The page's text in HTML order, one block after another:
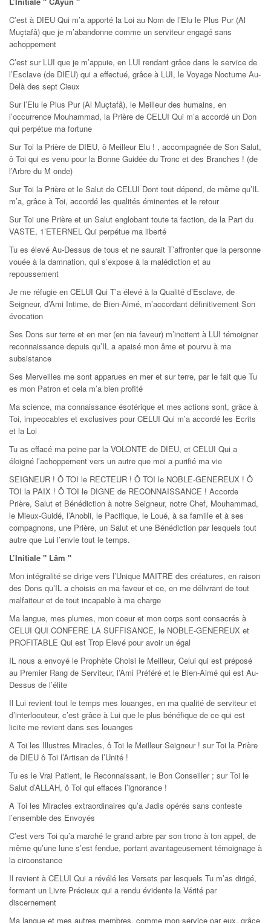
C’est à DIEU Qui m’a apporté la Loi au Nom de l’Elu le Plus Pur (Al
Muçtafâ) que je m’abandonne comme un serviteur engagé sans
achoppement
C’est sur LUI que je m’appuie, en LUI rendant grâce dans le service de
l’Esclave (de DIEU) qui a effectué, grâce à LUI, le Voyage Nocturne Au-
Delà des sept Cieux
Sur l’Elu le Plus Pur (Al Muçtafâ), le Meilleur des humains, en
l’occurrence Mouhammad, la Prière de CELUI Qui m’a accordé un Don
qui perpétue ma fortune
Sur Toi la Prière de DIEU, ô Meilleur Elu ! , accompagnée de Son Salut,
ô Toi qui es venu pour la Bonne Guidée du Tronc et des Branches ! (de
l’Arbre du M onde)
Sur Toi la Prière et le Salut de CELUI Dont tout dépend, de même qu’IL
m’a, grâce à Toi, accordé les qualités éminentes et le retour
Sur Toi une Prière et un Salut englobant toute ta faction, de la Part du
VASTE, 1’ETERNEL Qui perpétue ma liberté
Tu es élevé Au-Dessus de tous et ne saurait T’affronter que la personne
vouée à la damnation, qui s’expose à la malédiction et au
repoussement
Je me réfugie en CELUI Qui T’a élevé à la Qualité d’Esclave, de
Seigneur, d’Ami Intime, de Bien-Aimé, m’accordant définitivement Son
évocation
Ses Dons sur terre et en mer (en nia faveur) m’incitent à LUI témoigner
reconnaissance depuis qu’IL a apaisé mon âme et pourvu à ma
subsistance
Ses Merveilles me sont apparues en mer et sur terre, par le fait que Tu
es mon Patron et cela m’a bien profité
Ma science, ma connaissance ésotérique et mes actions sont, grâce à
Toi, impeccables et exclusives pour CELUI Qui m’a accordé les Ecrits
et la Loi
Tu as effacé ma peine par la VOLONTE de DIEU, et CELUI Qui a
éloigné l’achoppement vers un autre que moi a purifié ma vie
SEIGNEUR ! Ô TOI le RECTEUR ! Ô TOI le NOBLE-GENEREUX ! Ô
TOI la PAIX ! Ô TOI le DIGNE de RECONNAISSANCE ! Accorde
Prière, Salut et Bénédiction à notre Seigneur, notre Chef, Mouhammad,
le Mieux-Guidé, l’Anobli, le Pacifique, le Loué, à sa famille et à ses
compagnons, une Prière, un Salut et une Bénédiction par lesquels tout
autre que Lui l’envie tout le temps.
L’Initiale " Lâm "
Mon intégralité se dirige vers l’Unique MAITRE des créatures, en raison
des Dons qu’IL a choisis en ma faveur et ce, en me délivrant de tout
malfaiteur et de tout incapable à ma charge
Ma langue, mes plumes, mon coeur et mon corps sont consacrés à
CELUI QUI CONFERE LA SUFFISANCE, le NOBLE-GENEREUX et
PROFITABLE Qui est Trop Elevé pour avoir un égal
IL nous a envoyé le Prophète Choisi le Meilleur, Celui qui est préposé
au Premier Rang de Serviteur, l’Ami Préféré et le Bien-Aimé qui est Au-
Dessus de l’élite
Il Lui revient tout le temps mes louanges, en ma qualité de serviteur et
d’interlocuteur, c’est grâce à Lui que le plus bénéfique de ce qui est
licite me revient dans ses louanges
A Toi les Illustres Miracles, ô Toi le Meilleur Seigneur ! sur Toi la Prière
de DIEU ô Toi l’Artisan de l’Unité !
Tu es le Vrai Patient, le Reconnaissant, le Bon Conseiller ; sur Toi le
Salut d’ALLAH, ô Toi qui effaces l’ignorance !
A Toi les Miracles extraordinaires qu’a Jadis opérés sans conteste
l’ensemble des Envoyés
C’est vers Toi qu’a marché le grand arbre par son tronc à ton appel, de
même qu’une lune s’est fendue, portant avantageusement témoignage à
la circonstance
Il revient à CELUI Qui a révélé les Versets par lesquels Tu m’as dirigé,
formant un Livre Précieux qui a rendu évidente la Vérité par
discernement
Ma langue et mes autres membres, comme mon service par eux, grâce